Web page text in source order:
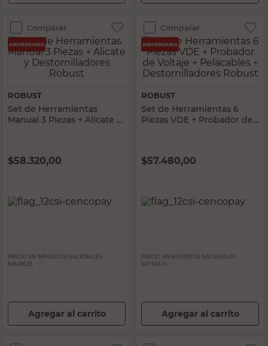
Comparar
ROBUST
Set de Herramientas
Manual 3 Piezas + Alicate y
$58.320,00
PRECIO SIN IMPUESTOS NACIONALES:
$48.198,35
Agregar al carrito
Comparar
ROBUST
Set de Herramientas 6
Piezas VDE + Probador de
$57.480,00
PRECIO SIN IMPUESTOS NACIONALES:
$47.504,14
Agregar al carrito